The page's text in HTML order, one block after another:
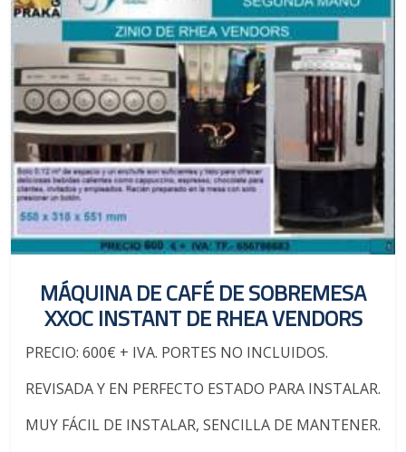
MÁQUINA DE CAFÉ DE SOBREMESA
XXOC INSTANT DE RHEA VENDORS
PRECIO: 600€ + IVA. PORTES NO INCLUIDOS.
REVISADA Y EN PERFECTO ESTADO PARA INSTALAR.
MUY FÁCIL DE INSTALAR, SENCILLA DE MANTENER.